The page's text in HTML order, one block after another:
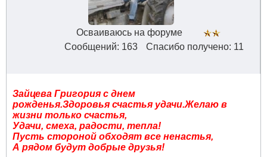
Осваиваюсь на форуме
Сообщений: 163
Спасибо получено: 11
Зайцева Григория с днем
рожденья.Здоровья счастья удачи.Желаю в
жизни только счастья,
Удачи, смеха, радости, тепла!
Пусть стороной обходят все ненастья,
А рядом будут добрые друзья!